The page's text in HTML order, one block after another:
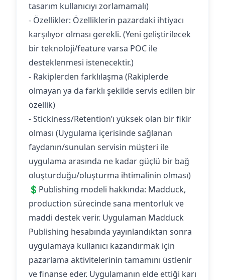
tasarım kullanıcıyı zorlamamalı)
- Özellikler: Özelliklerin pazardaki ihtiyacı
karşılıyor olması gerekli. (Yeni geliştirilecek
bir teknoloji/feature varsa POC ile
desteklenmesi istenecektir.)
- Rakiplerden farklılaşma (Rakiplerde
olmayan ya da farklı şekilde servis edilen bir
özellik)
- Stickiness/Retention’ı yüksek olan bir fikir
olması (Uygulama içerisinde sağlanan
faydanın/sunulan servisin müşteri ile
uygulama arasında ne kadar güçlü bir bağ
oluşturduğu/oluşturma ihtimalinin olması)
💲Publishing modeli hakkında: Madduck,
production sürecinde sana mentorluk ve
maddi destek verir. Uygulaman Madduck
Publishing hesabında yayınlandıktan sonra
uygulamaya kullanıcı kazandırmak için
pazarlama aktivitelerinin tamamını üstlenir
ve finanse eder. Uygulamanın elde ettiği karı